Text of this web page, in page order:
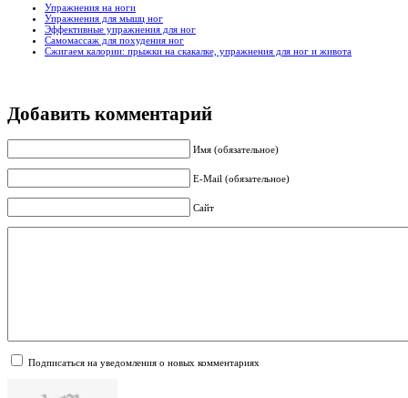
Упражнения на ноги
Упражнения для мышц ног
Эффективные упражнения для ног
Самомассаж для похудения ног
Сжигаем калории: прыжки на скакалке, упражнения для ног и живота
Добавить комментарий
Имя (обязательное)
E-Mail (обязательное)
Сайт
Подписаться на уведомления о новых комментариях